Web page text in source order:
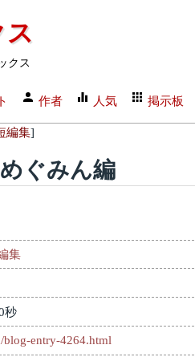
クス
作者 人気 掲示板
編集]
ぐみん編
集
秒
blog-entry-4264.html